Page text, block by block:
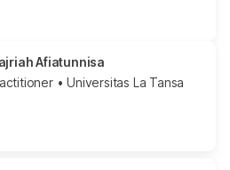
Afiatunnisa
• Universitas La Tansa